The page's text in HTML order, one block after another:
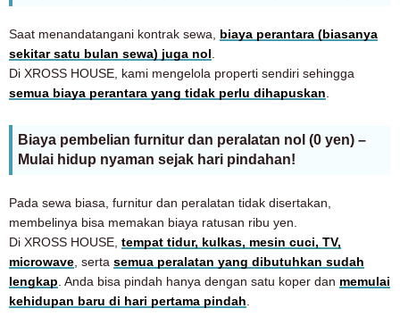
Saat menandatangani kontrak sewa, biaya perantara (biasanya
sekitar satu bulan sewa) juga nol
Di XROSS HOUSE, kami mengelola properti sendiri sehingga
semua biaya perantara yang tidak perlu dihapuskan
Biaya pembelian furnitur dan peralatan nol (0 yen) –
Mulai hidup nyaman sejak hari pindahan!
Pada sewa biasa, furnitur dan peralatan tidak disertakan,
membelinya bisa memakan biaya ratusan ribu yen.
Di XROSS HOUSE, tempat tidur, kulkas, mesin cuci, TV,
microwave , serta semua peralatan yang dibutuhkan sudah
lengkap . Anda bisa pindah hanya dengan satu koper dan memulai
kehidupan baru di hari pertama pindah